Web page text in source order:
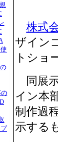
株式
ザイン
トショ
同展
イン本
制作過
示する